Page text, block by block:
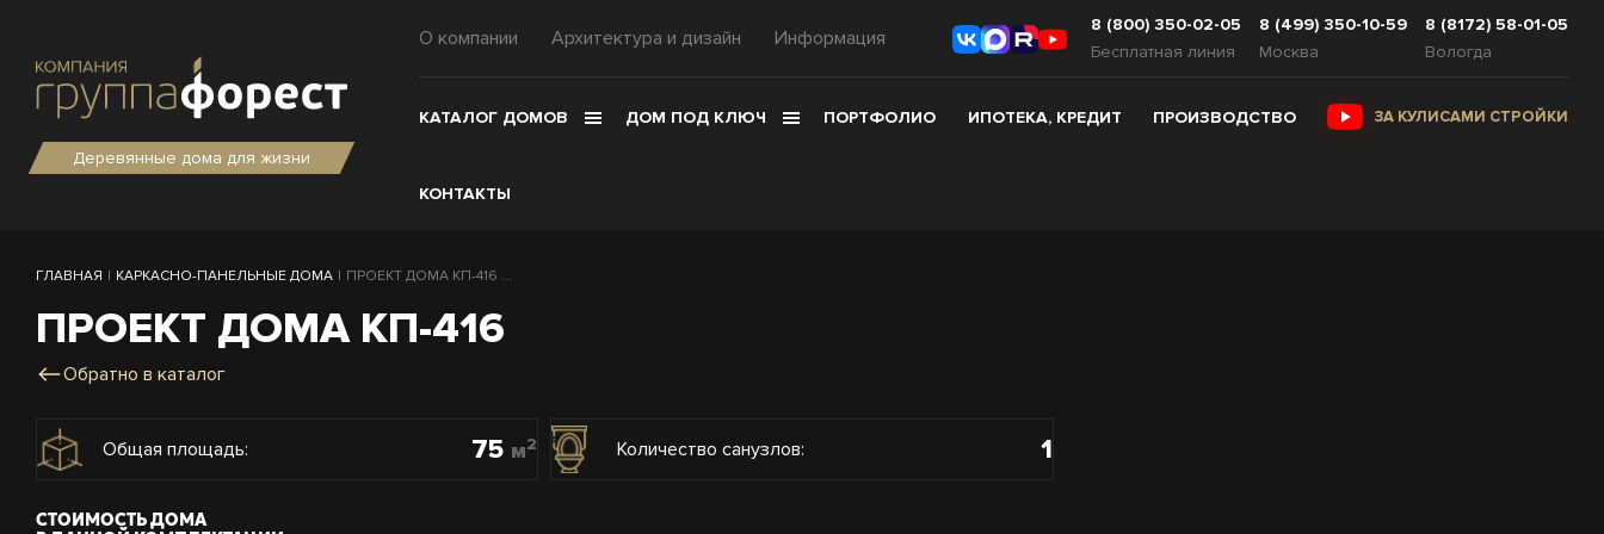
Деревянные дома для жизни
О компании Архитектура и дизайн Информация
8 (800) 350-02-05
Бесплатная линия
8 (499) 350-10-59
Москва
8 (8172) 58-01-05
Вологда
КАТАЛОГ ДОМОВ ДОМ ПОД КЛЮЧ ПОРТФОЛИО ИПОТЕКА, КРЕДИТ ПРОИЗВОДСТВО ЗА КУЛИСАМИ СТРОЙКИ
КОНТАКТЫ
ГЛАВНАЯ | КАРКАСНО-ПАНЕЛЬНЫЕ ДОМА | ПРОЕКТ ДОМА КП-416 ...
ПРОЕКТ ДОМА КП-416
Обратно в каталог
Общая площадь: 75 м2 Количество санузлов: 1
СТОИМОСТЬ ДОМА